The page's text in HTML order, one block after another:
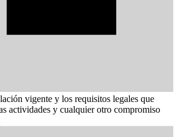
vigente y los requisitos legales que
actividades y cualquier otro compromiso